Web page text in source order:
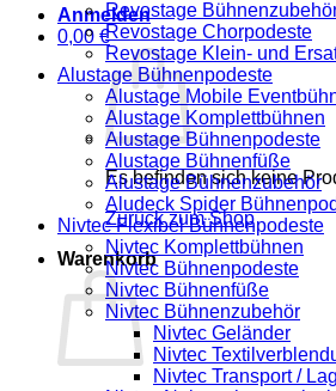
Anmelden
0,00 €
Es befinden sich keine
Zurück zum Shop
Warenkorb
Revostage
Revostage Chorpodeste
Revostage Klein- und
Alustage Bühnenpodeste
Alustage Mobile
Alustage Komplettbühnen
Alustage Bühnenpodeste
Alustage Bühnenfüße
Alustage Bühnenzubehör
Aludeck Spider
Nivtec Flexibel Bühnenpodeste
Nivtec Komplettbühnen
Nivtec Bühnenpodeste
Nivtec Bühnenfüße
Nivtec Bühnenzubehör
Nivtec Geländer
Nivtec
Nivtec Transport /